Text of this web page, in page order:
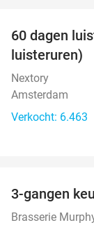
60 dagen
luisteruren)
Nextory
Amsterdam
Verkocht: 6.463
3-gangen
Brasserie